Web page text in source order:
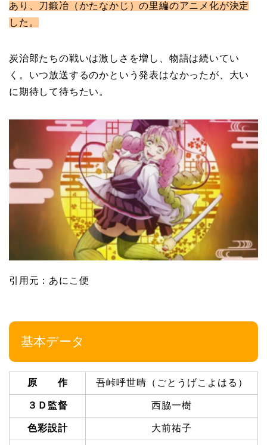
あり、刀鍛冶（かたなかじ）の里編のアニメ化が決定
した。
炭治郎たちの戦いは激しさを増し、物語は続いてい
く。いつ放送するのかという発表はなかったが、大い
に期待して待ちたい。
引用元：あにこ便
基本データ
原 作 吾峠呼世晴（ごとうげこよはる）
３Ｄ監督 西脇一樹
色彩設計 大前祐子